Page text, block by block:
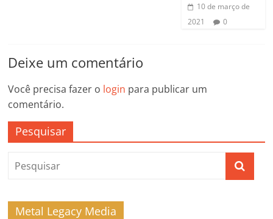
10 de março de
2021
0
Deixe um comentário
Você precisa fazer o login para publicar um
comentário.
Pesquisar
Metal Legacy Media